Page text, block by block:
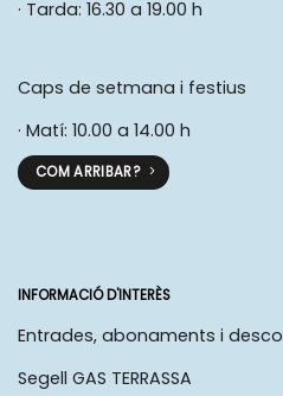
· Tarda: 16.30 a 19.00 h
Caps de setmana i festius
· Matí: 10.00 a 14.00 h
COM ARRIBAR?
INFORMACIÓ D'INTERÈS
Entrades, abonaments i
Segell GAS TERRASSA